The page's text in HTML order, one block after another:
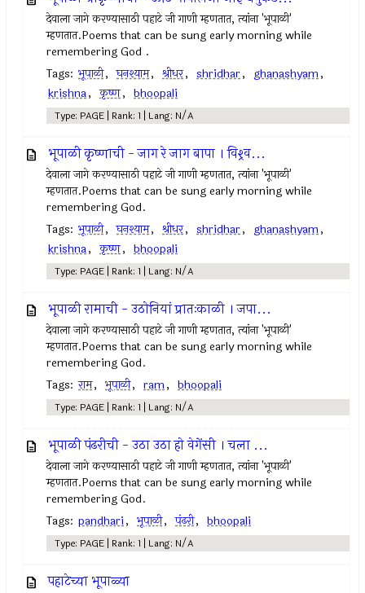
देवाला जागे करण्यासाठी पहाटे जी गाणी म्हणतात, त्यांना 'भूपाळी'
म्हणतात.Poems that can be sung early morning while
remembering God .
Tags: भूपाळी, घनश्याम, श्रीधर, shridhar, ghanashyam,
krishna, कृष्ण, bhoopali
Type: PAGE | Rank: 1 | Lang: N/A
भूपाळी कृष्णाची - जाग रे जाग बापा । विश्र्व...
देवाला जागे करण्यासाठी पहाटे जी गाणी म्हणतात, त्यांना 'भूपाळी'
म्हणतात.Poems that can be sung early morning while
remembering God.
Tags: भूपाळी, घनश्याम, श्रीधर, shridhar, ghanashyam,
krishna, कृष्ण, bhoopali
Type: PAGE | Rank: 1 | Lang: N/A
भूपाळी रामाची - उठोनियां प्रातःकाळी । जपा...
देवाला जागे करण्यासाठी पहाटे जी गाणी म्हणतात, त्यांना 'भूपाळी'
म्हणतात.Poems that can be sung early morning while
remembering God.
Tags: राम, भूपाळी, ram, bhoopali
Type: PAGE | Rank: 1 | Lang: N/A
भूपाळी पंढरीची - उठा उठा हो वेगेंसी । चला ...
देवाला जागे करण्यासाठी पहाटे जी गाणी म्हणतात, त्यांना 'भूपाळी'
म्हणतात.Poems that can be sung early morning while
remembering God.
Tags: pandhari, भूपाळी, पंढरी, bhoopali
Type: PAGE | Rank: 1 | Lang: N/A
पहाटेच्या भूपाळ्या